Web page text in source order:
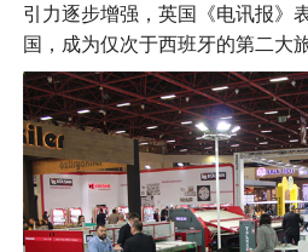
引力逐步增强，英国《电讯报》
国，成为仅次于西班牙的第二大